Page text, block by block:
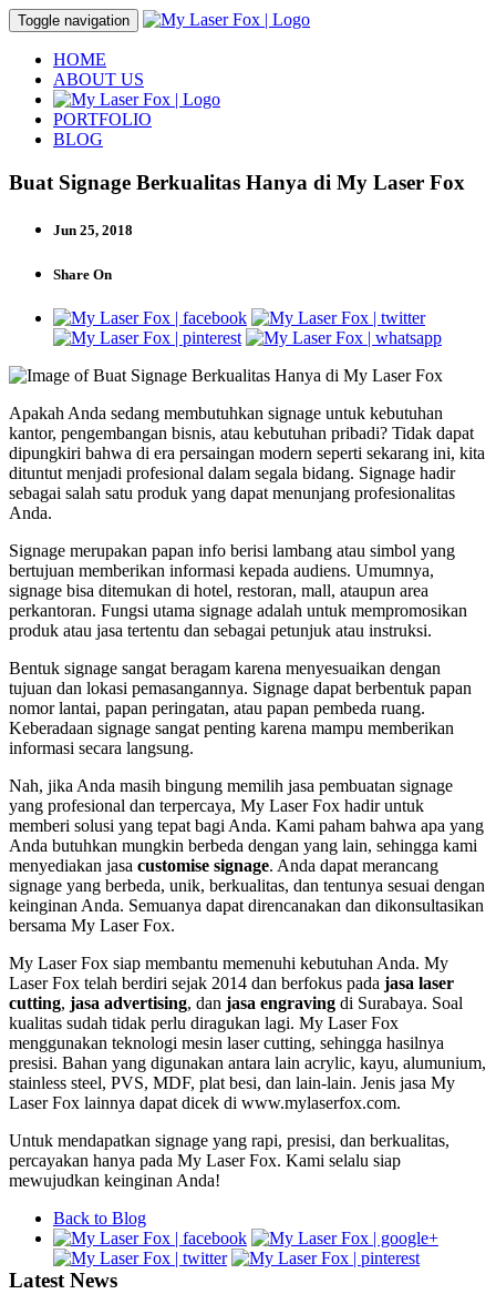
Toggle navigation
HOME
ABOUT US
PORTFOLIO
BLOG
Buat Signage Berkualitas Hanya di My Laser Fox
Jun 25, 2018
Share On
Apakah Anda sedang membutuhkan signage untuk kebutuhan
kantor, pengembangan bisnis, atau kebutuhan pribadi? Tidak dapat
dipungkiri bahwa di era persaingan modern seperti sekarang ini, kita
dituntut menjadi profesional dalam segala bidang. Signage hadir
sebagai salah satu produk yang dapat menunjang profesionalitas
Anda.
Signage merupakan papan info berisi lambang atau simbol yang
bertujuan memberikan informasi kepada audiens. Umumnya,
signage bisa ditemukan di hotel, restoran, mall, ataupun area
perkantoran. Fungsi utama signage adalah untuk mempromosikan
produk atau jasa tertentu dan sebagai petunjuk atau instruksi.
Bentuk signage sangat beragam karena menyesuaikan dengan
tujuan dan lokasi pemasangannya. Signage dapat berbentuk papan
nomor lantai, papan peringatan, atau papan pembeda ruang.
Keberadaan signage sangat penting karena mampu memberikan
informasi secara langsung.
Nah, jika Anda masih bingung memilih jasa pembuatan signage
yang profesional dan terpercaya, My Laser Fox hadir untuk
memberi solusi yang tepat bagi Anda. Kami paham bahwa apa yang
Anda butuhkan mungkin berbeda dengan yang lain, sehingga kami
menyediakan jasa customise signage. Anda dapat merancang
signage yang berbeda, unik, berkualitas, dan tentunya sesuai dengan
keinginan Anda. Semuanya dapat direncanakan dan dikonsultasikan
bersama My Laser Fox.
My Laser Fox siap membantu memenuhi kebutuhan Anda. My
Laser Fox telah berdiri sejak 2014 dan berfokus pada jasa laser
cutting, jasa advertising, dan jasa engraving di Surabaya. Soal
kualitas sudah tidak perlu diragukan lagi. My Laser Fox
menggunakan teknologi mesin laser cutting, sehingga hasilnya
presisi. Bahan yang digunakan antara lain acrylic, kayu, alumunium,
stainless steel, PVS, MDF, plat besi, dan lain-lain. Jenis jasa My
Laser Fox lainnya dapat dicek di www.mylaserfox.com.
Untuk mendapatkan signage yang rapi, presisi, dan berkualitas,
percayakan hanya pada My Laser Fox. Kami selalu siap
mewujudkan keinginan Anda!
Back to Blog
Latest News